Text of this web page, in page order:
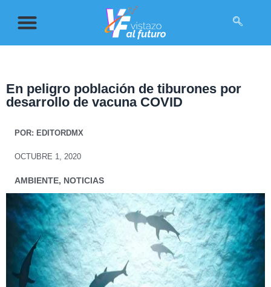
En peligro población de tiburones por
desarrollo de vacuna COVID
POR: EDITORDMX
OCTUBRE 1, 2020
AMBIENTE, NOTICIAS